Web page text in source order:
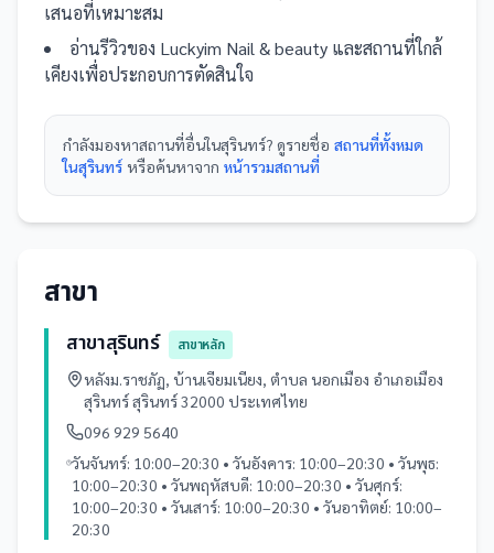
เสนอที่เหมาะสม
อ่านรีวิวของ Luckyim Nail & ​beauty และสถานที่ใกล้
เคียงเพื่อประกอบการตัดสินใจ
กำลังมองหาสถานที่อื่นในสุรินทร์? ดูรายชื่อ สถานที่ทั้งหมด
ในสุรินทร์ หรือค้นหาจาก หน้ารวมสถานที่
สาขา
สาขาสุรินทร์
สาขาหลัก
หลัง​ม.ราชภัฏ, บ้าน​เจียม​เนียง, ตำบล นอกเมือง อำเภอเมือง
สุรินทร์ สุรินทร์ 32000 ประเทศไทย
096 929 5640
วันจันทร์: 10:00–20:30 • วันอังคาร: 10:00–20:30 • วันพุธ:
10:00–20:30 • วันพฤหัสบดี: 10:00–20:30 • วันศุกร์:
10:00–20:30 • วันเสาร์: 10:00–20:30 • วันอาทิตย์: 10:00–
20:30